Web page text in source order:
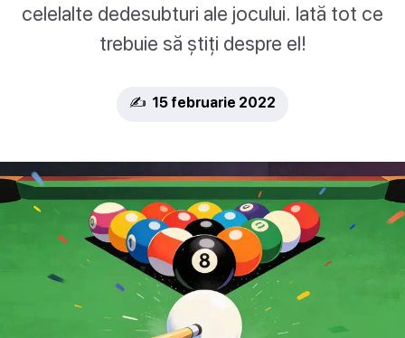
celelalte dedesubturi ale jocului. Iată tot ce
trebuie să știți despre el!
✍️ 15 februarie 2022